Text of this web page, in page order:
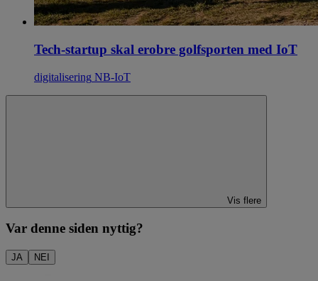
Tech-startup skal erobre golfsporten med IoT
digitalisering NB-IoT
Vis flere
Var denne siden nyttig?
JA NEI